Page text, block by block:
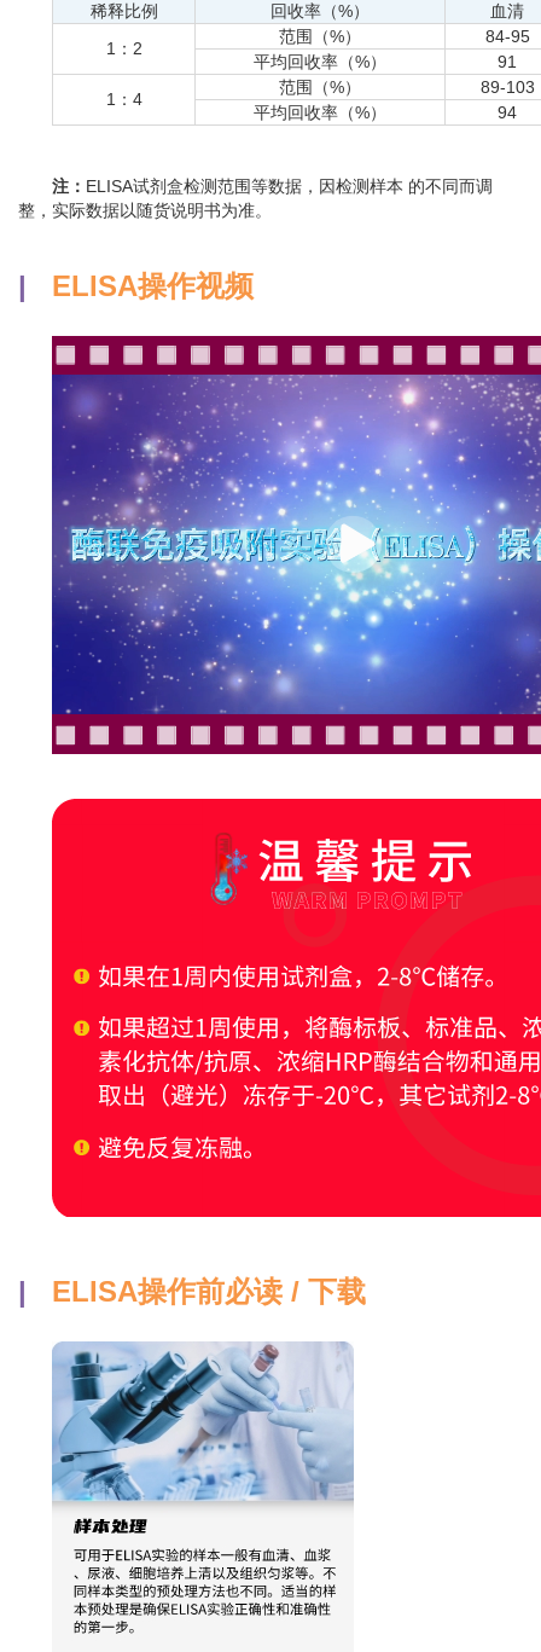
稀释比例 回收率（%）
血清
1：2
范围（%）
84-95
平均回收率（%）
91
1：4
范围（%）
89-103
平均回收率（%）
94
注： ELISA试剂盒检测范围等数据，因检测样本 的不同而调
整，实际数据以随货说明书为准。
| ELISA操作视频
| ELISA操作前必读 / 下载